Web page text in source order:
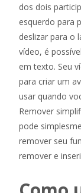
dos dois
esquerdo para
deslizar para o
vídeo, é
em texto. Seu
para criar um
usar quando
Remover
pode
remover seu
remover e